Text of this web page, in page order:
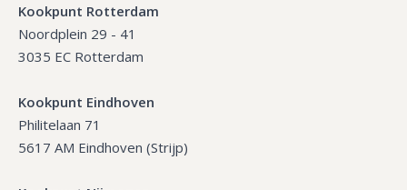
Kookpunt Rotterdam
Noordplein 29 - 41
3035 EC Rotterdam
Kookpunt Eindhoven
Philitelaan 71
5617 AM Eindhoven (Strijp)